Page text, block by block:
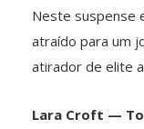
Neste suspense
atraído para um
atirador de elite
Lara Croft —